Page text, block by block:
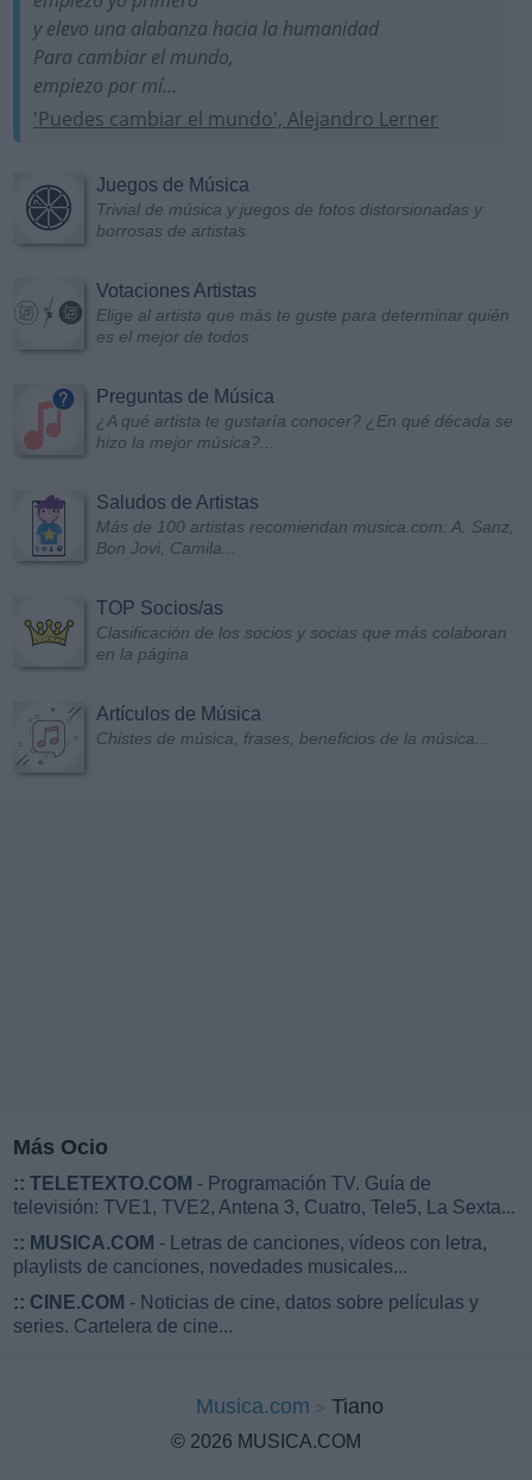
y elevo una alabanza hacia la humanidad
Para cambiar el mundo,
empiezo por mí...
'Puedes cambiar el mundo', Alejandro Lerner
Juegos de Música
Trivial de música y juegos de fotos distorsionadas y
borrosas de artistas
Votaciones Artistas
Elige al artista que más te guste para determinar quién
es el mejor de todos
Preguntas de Música
¿A qué artista te gustaría conocer? ¿En qué década se
hizo la mejor música?...
Saludos de Artistas
Más de 100 artistas recomiendan musica.com: A. Sanz,
Bon Jovi, Camila...
TOP Socios/as
Clasificación de los socios y socias que más colaboran
en la página
Artículos de Música
Chistes de música, frases, beneficios de la música...
Más Ocio
:: TELETEXTO.COM - Programación TV. Guía de
televisión: TVE1, TVE2, Antena 3, Cuatro, Tele5, La Sexta...
:: MUSICA.COM - Letras de canciones, vídeos con letra,
playlists de canciones, novedades musicales...
:: CINE.COM - Noticias de cine, datos sobre películas y
series. Cartelera de cine...
Musica.com Tiano
© 2026 MUSICA.COM